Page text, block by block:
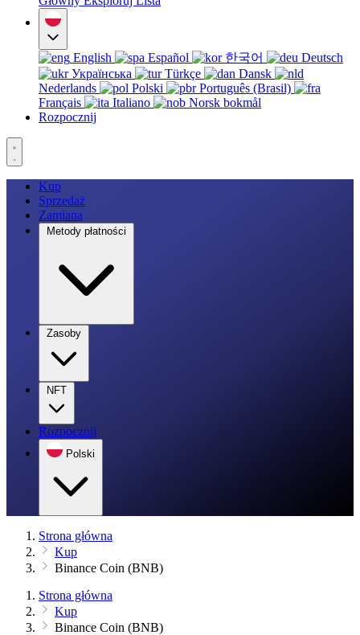
English Español 한국어
Deutsch
Українська
Türkçe
Dansk
Nederlands
Polski
Português (Brasil)
Français
Italiano
Norsk bokmål
Rozpocznij
Kup
Sprzedaż
Zamiana
Metody płatności
Zasoby
NFT
Rozpocznij
Polski
Strona główna
Kup
Binance Coin (BNB)
Strona główna
Kup
Binance Coin (BNB)